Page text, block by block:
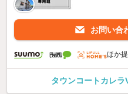
お問い合
ほか
タウンコートカレ